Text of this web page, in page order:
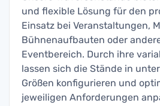
und flexible Lösung für den
Einsatz bei Veranstaltungen,
Bühnenaufbauten oder
Eventbereich. Durch ihre
lassen sich die Stände in
Größen konfigurieren und
jeweiligen Anforderungen